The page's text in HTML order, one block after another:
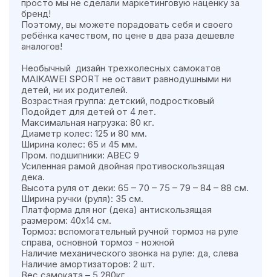
просто мы не сделали маркетинговую наценку за
бренд!
Поэтому, вы можете порадовать себя и своего
ребёнка качеством, по цене в два раза дешевле
аналогов!
Необычный дизайн трехколесных самокатов
MAIKAWEI SPORT не оставит равнодушными ни
детей, ни их родителей.
Возрастная группа: детский, подростковый
Подойдет для детей от 4 лет.
Максимальная нагрузка: 80 кг.
Диаметр колес: 125 и 80 мм.
Ширина колес: 65 и 45 мм.
Пром. подшипники: AВEC 9
Усиленная рамой двойная противоскользящая
дека.
Высота руля от деки: 65 – 70 – 75 – 79 – 84 – 88 см.
Ширина ручки (руля): 35 см.
Платформа для ног (дека) антискользящая
размером: 40х14 см.
Тормоз: вспомогательный ручной тормоз на руле
справа, основной тормоз - ножной
Наличие механического звонка на руле: да, слева
Наличие амортизаторов: 2 шт.